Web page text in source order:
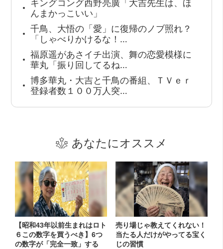
キングコング西野亮廣「大吉先生は、ほ
んまかっこいい」
千鳥、大悟の「愛」に復帰のノブ照れ？
「しゃべりかけるな！…
福原遥があさイチ出演、舞の恋愛模様に
華丸「振り回してるね…
博多華丸・大吉と千鳥の番組、ＴＶｅｒ
登録者数１００万人突…
あなたにオススメ
【昭和43年以前生まれはロト
６この数字を買うべき】6つ
の数字が「完全一致」する
売り場じゃ教えてくれない！
当たる人だけがやってる宝く
じの習慣